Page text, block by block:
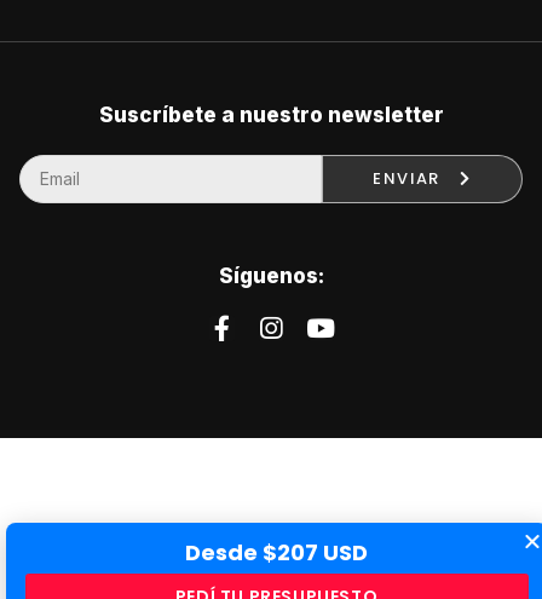
Suscríbete a nuestro newsletter
ENVIAR
Síguenos:
Desde $207 USD